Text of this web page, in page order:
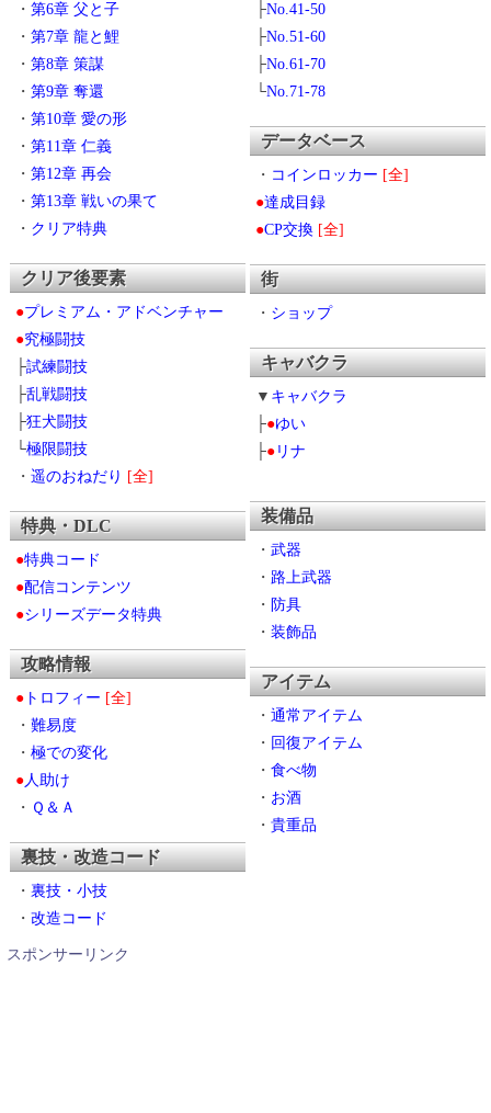
・ 第6章 父と子
・ 第7章 龍と鯉
・ 第8章 策謀
・ 第9章 奪還
・ 第10章 愛の形
・ 第11章 仁義
・ 第12章 再会
・ 第13章 戦いの果て
・ クリア特典
クリア後要素
●プレミアム・アドベンチャー
●究極闘技
├試練闘技
├乱戦闘技
├狂犬闘技
└極限闘技
・ 遥のおねだり [全]
特典・DLC
●特典コード
●配信コンテンツ
●シリーズデータ特典
攻略情報
● トロフィー [全]
・ 難易度
・ 極での変化
●人助け
・ Ｑ＆Ａ
裏技・改造コード
・ 裏技・小技
・ 改造コード
├No.41-50
├No.51-60
├No.61-70
└No.71-78
データベース
・ コインロッカー [全]
●達成目録
●CP交換 [全]
街
・ ショップ
キャバクラ
▼ キャバクラ
├●ゆい
├● リナ
装備品
・ 武器
・ 路上武器
・ 防具
・ 装飾品
アイテム
・ 通常アイテム
・ 回復アイテム
・ 食べ物
・ お酒
・ 貴重品
スポンサーリンク